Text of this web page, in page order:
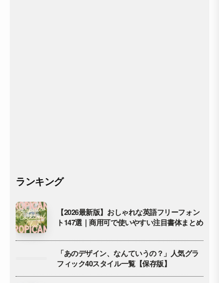
ランキング
【2026最新版】おしゃれな英語フリーフォン
ト147選｜商用可で使いやすい注目書体まとめ
「あのデザイン、なんていうの？」人気グラ
フィック40スタイル一覧【保存版】